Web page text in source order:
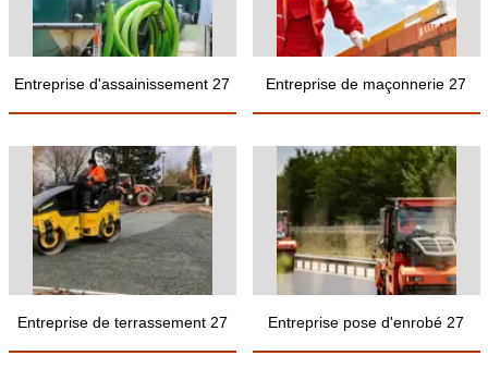
Entreprise d'assainissement 27 Entreprise de maçonnerie 27
Entreprise de terrassement 27 Entreprise pose d'enrobé 27